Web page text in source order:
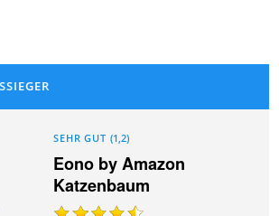
SEHR GUT (1,2)
Eono by Amazon
Katzenbaum